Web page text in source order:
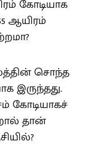
கோடியாக
ஆயிரம்
சொந்த
இருந்தது.
கோடியாகச்
தான்